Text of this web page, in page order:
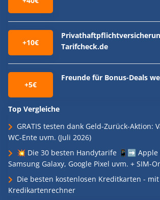
+10€
Tarifcheck.de
+5€
Freunde für Bonus-Deals
Top Vergleiche
GRATIS testen dank Geld-Zurück-Aktion:
WC-Ente uvm. (Juli 2026)
💥 Die 30 besten Handytarife 📱➡️ Apple
Samsung Galaxy, Google Pixel uvm. + SIM-
Die besten kostenlosen Kreditkarten - mit
Kredikartenrechner